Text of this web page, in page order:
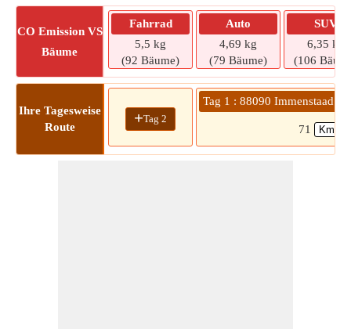
CO Emission VS
Bäume
Fahrrad
5,5 kg
(92 Bäume)
Auto
4,69 kg
(79 Bäume)
SUV
6,35 kg
(106
Ihre Tagesweise
Route
+Tag 2
Tag 1 : 88090 Immenstaad
71